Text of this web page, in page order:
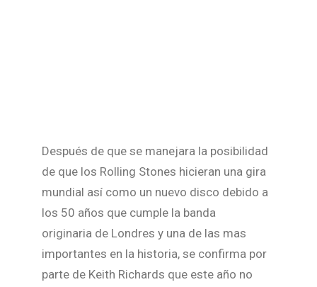
Después de que se manejara la posibilidad
de que los Rolling Stones hicieran una gira
mundial así como un nuevo disco debido a
los 50 años que cumple la banda
originaria de Londres y una de las mas
importantes en la historia, se confirma por
parte de Keith Richards que este año no